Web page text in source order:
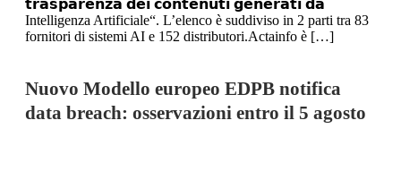
𝘁𝗿𝗮𝘀𝗽𝗮𝗿𝗲𝗻𝘇𝗮 𝗱𝗲𝗶 𝗰𝗼𝗻𝘁𝗲𝗻𝘂𝘁𝗶 𝗴𝗲𝗻𝗲𝗿𝗮𝘁𝗶 𝗱𝗮
Intelligenza Artificiale“. L’elenco è suddiviso in 2 parti tra 83
fornitori di sistemi AI e 152 distributori.Actainfo è […]
Nuovo Modello europeo EDPB notifica
data breach: osservazioni entro il 5 agosto